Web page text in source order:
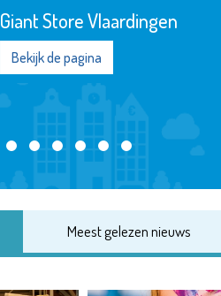
Giant Store Vlaardingen
Bekijk de pagina
Meest gelezen nieuws